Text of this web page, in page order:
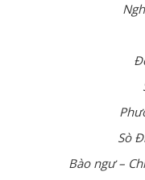
Sò
Bào ngư –